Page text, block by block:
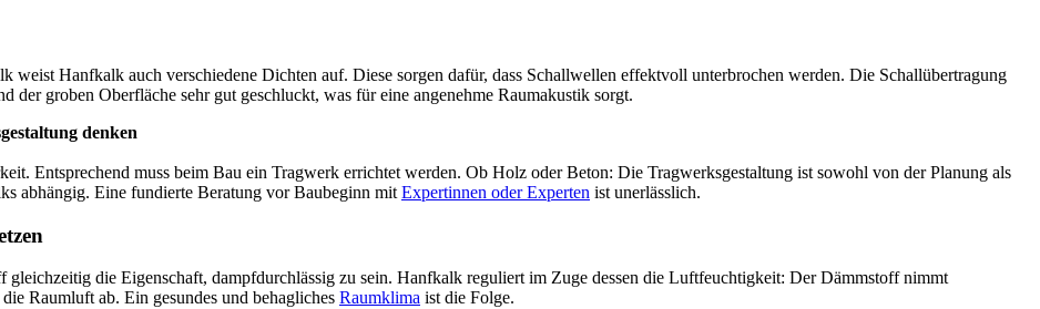
Hanfkalk auch verschiedene Dichten auf. Diese sorgen dafür, dass Schallwellen effektvoll unterbrochen werden. Die Schallübertragung
der groben Oberfläche sehr gut geschluckt, was für eine angenehme Raumakustik sorgt.
denken
Entsprechend muss beim Bau ein Tragwerk errichtet werden. Ob Holz oder Beton: Die Tragwerksgestaltung ist sowohl von der Planung als
abhängig. Eine fundierte Beratung vor Baubeginn mit Expertinnen oder Experten ist unerlässlich.
die Eigenschaft, dampfdurchlässig zu sein. Hanfkalk reguliert im Zuge dessen die Luftfeuchtigkeit: Der Dämmstoff nimmt
Raumluft ab. Ein gesundes und behagliches Raumklima ist die Folge.